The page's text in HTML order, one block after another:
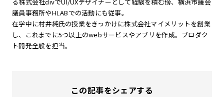
る株式会社divでUI/UXデザイナーとして経験を積む傍、横浜市議会
議員事務所やHLABでの活動にも従事。
在学中に村井純氏の授業をきっかけに株式会社マイメリットを創業
し、これまでに5つ以上のwebサービスやアプリを作成。プロダク
ト開発全般を担当。
この記事をシェアする